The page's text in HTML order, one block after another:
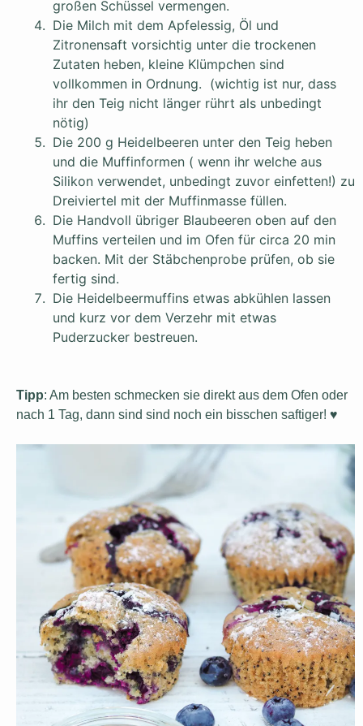
großen Schüssel vermengen.
Die Milch mit dem Apfelessig, Öl und
Zitronensaft vorsichtig unter die trockenen
Zutaten heben, kleine Klümpchen sind
vollkommen in Ordnung. (wichtig ist nur, dass
ihr den Teig nicht länger rührt als unbedingt
nötig)
Die 200 g Heidelbeeren unter den Teig heben
und die Muffinformen ( wenn ihr welche aus
Silikon verwendet, unbedingt zuvor einfetten!) zu
Dreiviertel mit der Muffinmasse füllen.
Die Handvoll übriger Blaubeeren oben auf den
Muffins verteilen und im Ofen für circa 20 min
backen. Mit der Stäbchenprobe prüfen, ob sie
fertig sind.
Die Heidelbeermuffins etwas abkühlen lassen
und kurz vor dem Verzehr mit etwas
Puderzucker bestreuen.
Tipp: Am besten schmecken sie direkt aus dem Ofen oder
nach 1 Tag, dann sind sind noch ein bisschen saftiger! ♥